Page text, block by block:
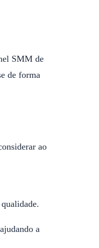
SMM de
de forma
ao
a